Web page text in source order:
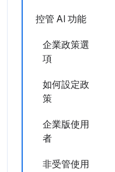
控管 AI 功能
企業政策選
項
如何設定政
策
企業版使用
者
非受管使用